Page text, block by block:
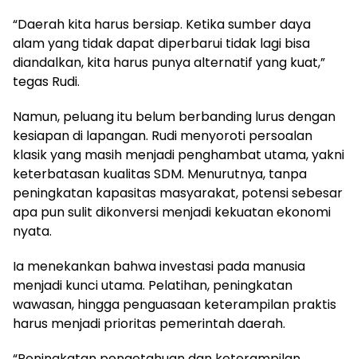
“Daerah kita harus bersiap. Ketika sumber daya
alam yang tidak dapat diperbarui tidak lagi bisa
diandalkan, kita harus punya alternatif yang kuat,”
tegas Rudi.
Namun, peluang itu belum berbanding lurus dengan
kesiapan di lapangan. Rudi menyoroti persoalan
klasik yang masih menjadi penghambat utama, yakni
keterbatasan kualitas SDM. Menurutnya, tanpa
peningkatan kapasitas masyarakat, potensi sebesar
apa pun sulit dikonversi menjadi kekuatan ekonomi
nyata.
Ia menekankan bahwa investasi pada manusia
menjadi kunci utama. Pelatihan, peningkatan
wawasan, hingga penguasaan keterampilan praktis
harus menjadi prioritas pemerintah daerah.